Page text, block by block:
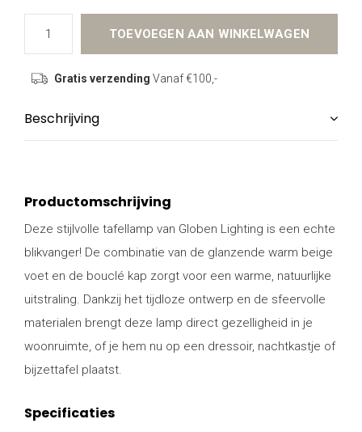
TOEVOEGEN AAN WINKELWAGEN
Gratis verzending Vanaf €100,-
Beschrijving
Productomschrijving
Deze stijlvolle tafellamp van Globen Lighting is een echte
blikvanger! De combinatie van de glanzende warm beige
voet en de bouclé kap zorgt voor een warme, natuurlijke
uitstraling. Dankzij het tijdloze ontwerp en de sfeervolle
materialen brengt deze lamp direct gezelligheid in je
woonruimte, of je hem nu op een dressoir, nachtkastje of
bijzettafel plaatst.
Specificaties